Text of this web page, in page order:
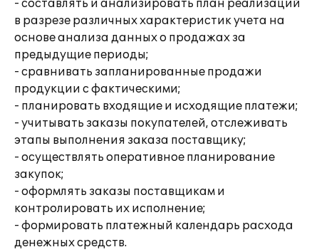
- составлять и анализировать план реализаций
в разрезе различных характеристик учета на
основе анализа данных о продажах за
предыдущие периоды;
- сравнивать запланированные продажи
продукции с фактическими;
- планировать входящие и исходящие платежи;
- учитывать заказы покупателей, отслеживать
этапы выполнения заказа поставщику;
- осуществлять оперативное планирование
закупок;
- оформлять заказы поставщикам и
контролировать их исполнение;
- формировать платежный календарь расхода
денежных средств.